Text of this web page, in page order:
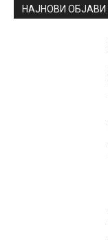
НАЈНОВИ ОБЈАВИ